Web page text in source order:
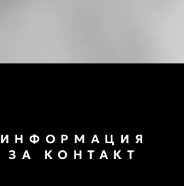
ИНФОРМАЦИЯ
ЗА КОНТАКТ